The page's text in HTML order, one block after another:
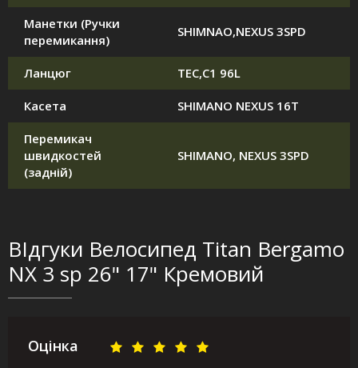
Манетки (Ручки
перемикання)
SHIMNAO,NEXUS 3SPD
Ланцюг TEC,C1 96L
Касета SHIMANO NEXUS 16T
Перемикач
швидкостей
(задній)
SHIMANO, NEXUS 3SPD
ВІдгуки Велосипед Titan Bergamo
NX 3 sp 26" 17" Кремовий
Оцінка